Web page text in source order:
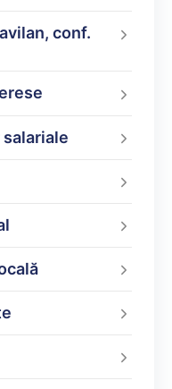
conf.